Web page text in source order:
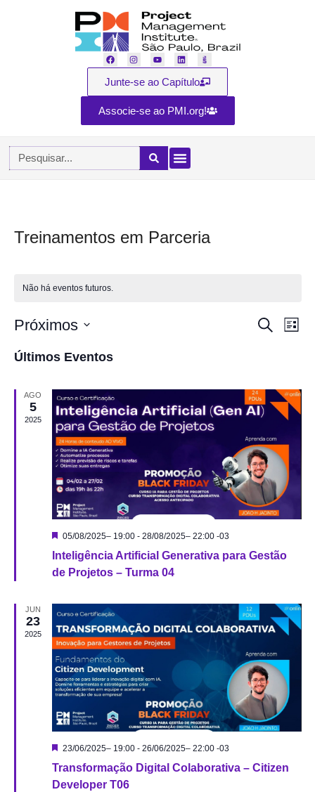
Junte-se ao Capítulo
Associe-se ao PMI.org!
Treinamentos em Parceria
Não há eventos futuros.
de
de
Procurar
eventos
Lista
Próximos
a
Últimos Eventos
AGO
5
2025
Destacado
05/08/2025– 19:00- 28/08/2025– 22:00 -03
Inteligência Artificial Generativa para Gestão
de Projetos – Turma 04
JUN
23
2025
Destacado
23/06/2025– 19:00- 26/06/2025– 22:00 -03
Transformação Digital Colaborativa – Citizen
Developer T06